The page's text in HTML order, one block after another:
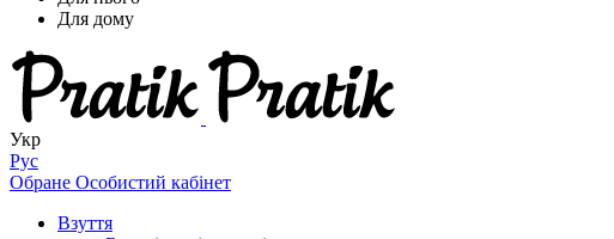
Для дому
Укр
Рус
Обране Особистий кабінет
Взуття